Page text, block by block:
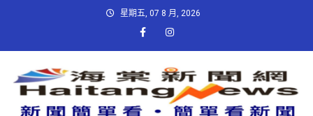
星期五, 07 8 月, 2026